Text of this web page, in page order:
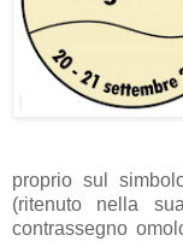
proprio sul
(ritenuto nella
contrassegno